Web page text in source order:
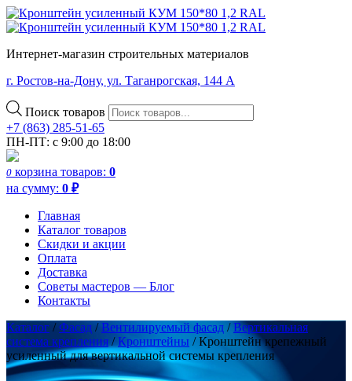
Интернет-магазин строительных материалов
г. Ростов-на-Дону, ул. Таганрогская, 144 А
Поиск товаров
+7 (863) 285-51-65
ПН-ПТ: с 9:00 до 18:00
0 корзина товаров: 0
на сумму: 0 ₽
Главная
Каталог товаров
Скидки и акции
Оплата
Доставка
Советы мастеров — Блог
Контакты
Каталог /Фасад /Вентилируемый фасад /Вертикальная
система крепления /Кронштейны / Кронштейн крепежный
усиленный для вертикальной системы крепления